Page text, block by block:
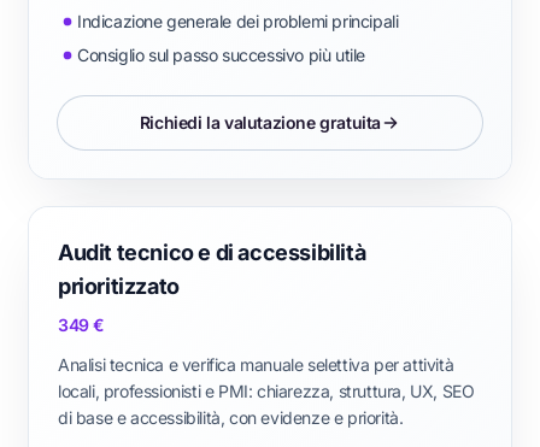
Indicazione generale dei problemi principali
Consiglio sul passo successivo più utile
Richiedi la valutazione gratuita
Audit tecnico e di accessibilità
prioritizzato
349 €
Analisi tecnica e verifica manuale selettiva per attività
locali, professionisti e PMI: chiarezza, struttura, UX, SEO
di base e accessibilità, con evidenze e priorità.